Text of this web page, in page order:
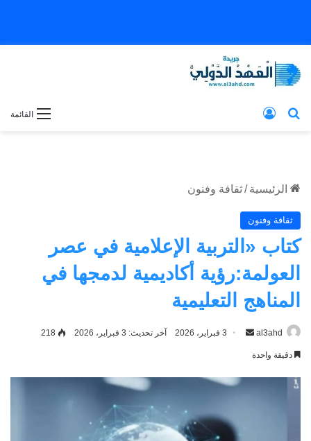
القائمة بحث عن
الرئيسية /ثقافة وفنون
ثقافة وفنون
كتاب «التربية الإعلامية في عصر
العولمة:رؤية أكاديمية لدمجها في
المناهج التعليمية
al3ahd
أرسل 3 فبراير، 2026 آخر تحديث: 3 فبراير، 2026 218
دقيقة واحدة